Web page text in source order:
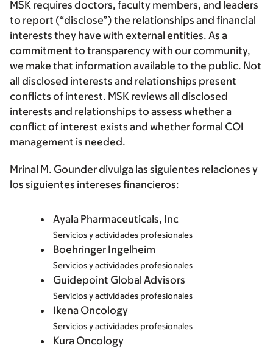
MSK requires doctors, faculty members, and leaders
to report (“disclose”) the relationships and financial
interests they have with external entities. As a
commitment to transparency with our community,
we make that information available to the public. Not
all disclosed interests and relationships present
conflicts of interest. MSK reviews all disclosed
interests and relationships to assess whether a
conflict of interest exists and whether formal COI
management is needed.
Mrinal M. Gounder divulga las siguientes relaciones y
los siguientes intereses financieros:
Ayala Pharmaceuticals, Inc
Servicios y actividades profesionales
Boehringer Ingelheim
Servicios y actividades profesionales
Guidepoint Global Advisors
Servicios y actividades profesionales
Ikena Oncology
Servicios y actividades profesionales
Kura Oncology